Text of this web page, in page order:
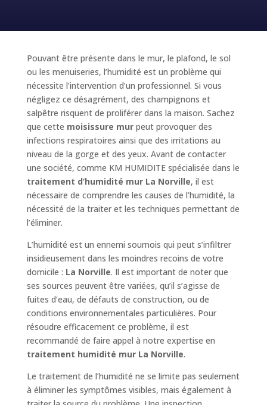
Pouvant être présente dans le mur, le plafond, le sol
ou les menuiseries, l’humidité est un problème qui
nécessite l’intervention d’un professionnel. Si vous
négligez ce désagrément, des champignons et
salpêtre risquent de proliférer dans la maison. Sachez
que cette moisissure murpeut provoquer des
infections respiratoires ainsi que des irritations au
niveau de la gorge et des yeux. Avant de contacter
une société, comme KM HUMIDITE spécialisée dans le
traitement d’humidité mur La Norville, il est
nécessaire de comprendre les causes de l’humidité, la
nécessité de la traiter et les techniques permettant de
l’éliminer.
L’humidité est un ennemi sournois qui peut s’infiltrer
insidieusement dans les moindres recoins de votre
domicile : La Norville. Il est important de noter que
ses sources peuvent être variées, qu’il s’agisse de
fuites d’eau, de défauts de construction, ou de
conditions environnementales particulières. Pour
résoudre efficacement ce problème, il est
recommandé de faire appel à notre expertise en
traitement humidité mur La Norville.
Le traitement de l’humidité ne se limite pas seulement
à éliminer les symptômes visibles, mais également à